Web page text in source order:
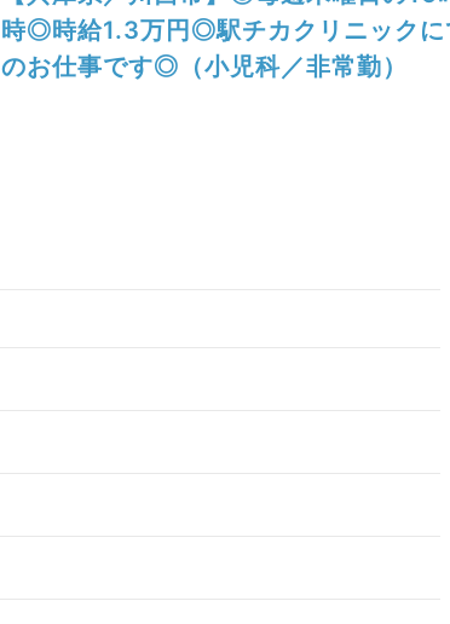
時◎時給1.3万円◎駅チカクリニックに
のお仕事です◎（小児科／非常勤）